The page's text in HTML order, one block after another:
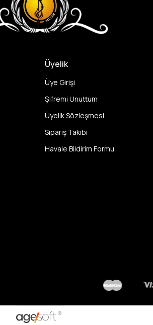
Üyelik
Üye Girişi
Şifremi Unuttum
Üyelik Sözleşmesi
Sipariş Takibi
Havale Bildirim Formu